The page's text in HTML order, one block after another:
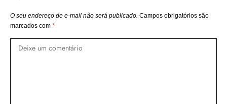
O seu endereço de e-mail não será publicado. Campos obrigatórios são
marcados com *